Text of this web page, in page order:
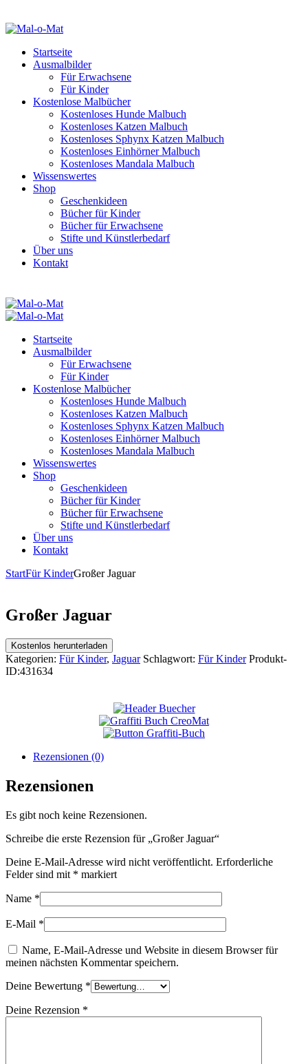
Startseite
Ausmalbilder
Für Erwachsene
Für Kinder
Kostenlose Malbücher
Kostenloses Hunde Malbuch
Kostenloses Katzen Malbuch
Kostenloses Sphynx Katzen Malbuch
Kostenloses Einhörner Malbuch
Kostenloses Mandala Malbuch
Wissenswertes
Shop
Geschenkideen
Bücher für Kinder
Bücher für Erwachsene
Stifte und Künstlerbedarf
Über uns
Kontakt
Startseite
Ausmalbilder
Für Erwachsene
Für Kinder
Kostenlose Malbücher
Kostenloses Hunde Malbuch
Kostenloses Katzen Malbuch
Kostenloses Sphynx Katzen Malbuch
Kostenloses Einhörner Malbuch
Kostenloses Mandala Malbuch
Wissenswertes
Shop
Geschenkideen
Bücher für Kinder
Bücher für Erwachsene
Stifte und Künstlerbedarf
Über uns
Kontakt
StartFür KinderGroßer Jaguar
Großer Jaguar
Kostenlos herunterladen
Kategorien: Für Kinder, Jaguar Schlagwort: Für Kinder Produkt-
ID:431634
Rezensionen (0)
Rezensionen
Es gibt noch keine Rezensionen.
Schreibe die erste Rezension für „Großer Jaguar“
Deine E-Mail-Adresse wird nicht veröffentlicht. Erforderliche
Felder sind mit * markiert
Name *
E-Mail *
Name, E-Mail-Adresse und Website in diesem Browser für
meinen nächsten Kommentar speichern.
Deine Bewertung *
Deine Rezension *